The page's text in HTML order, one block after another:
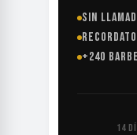
SIN
+240
14